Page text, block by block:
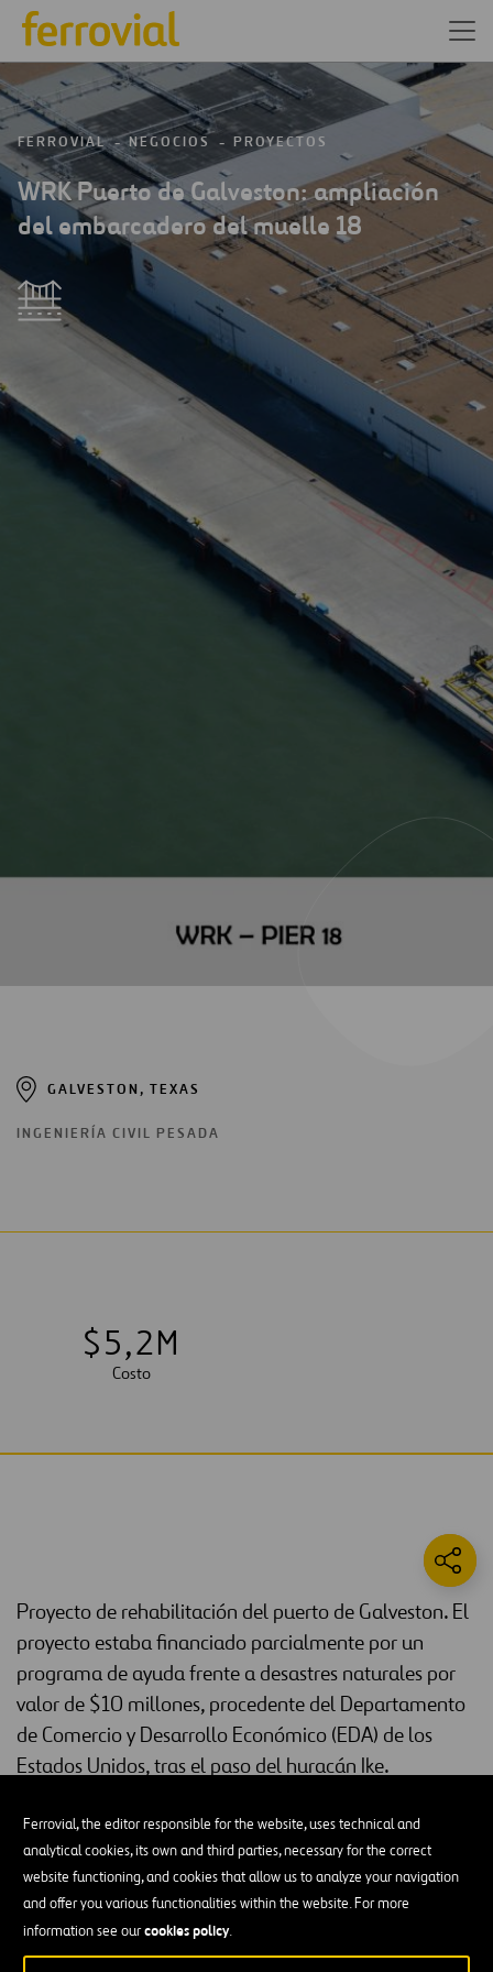
Ferrovial, the editor responsible for the website, uses technical and
analytical cookies, its own and third parties, necessary for the correct
website functioning, and cookies that allow us to analyze your navigation
and offer you various functionalities within the website. For more
information see ourcookies policy.
FERROVIAL NEGOCIOS PROYECTOS
WRK Puerto de Galveston: ampliación
del embarcadero del muelle 18
GALVESTON, TEXAS
INGENIERÍA CIVIL PESADA
$5,2M
Costo
Proyecto de rehabilitación del puerto de Galveston. El
proyecto estaba financiado parcialmente por un
programa de ayuda frente a desastres naturales por
valor de $10 millones, procedente del Departamento
de Comercio y Desarrollo Económico (EDA) de los
Estados Unidos, tras el paso del huracán Ike.
expansión del faldón del muelle, 40 pies más adentro del canal, así
como la instalación de defensas y amarres mejorados, se completó
con un coste de $5.2 millones.
Estas renovaciones permitieron a Del Monte descargar de forma
eficiente la carga de los barcos que llegan a la terminal. El puerto